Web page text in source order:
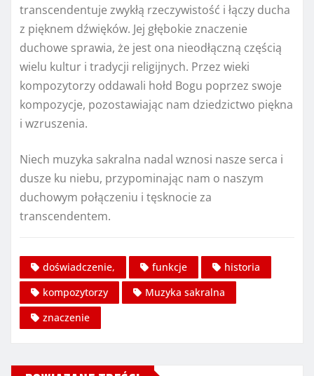
transcendentuje zwykłą rzeczywistość i łączy ducha
z pięknem dźwięków. Jej głębokie znaczenie
duchowe sprawia, że jest ona nieodłączną częścią
wielu kultur i tradycji religijnych. Przez wieki
kompozytorzy oddawali hołd Bogu poprzez swoje
kompozycje, pozostawiając nam dziedzictwo piękna
i wzruszenia.
Niech muzyka sakralna nadal wznosi nasze serca i
dusze ku niebu, przypominając nam o naszym
duchowym połączeniu i tęsknocie za
transcendentem.
doświadczenie, funkcje
historia
kompozytorzy
Muzyka sakralna
znaczenie